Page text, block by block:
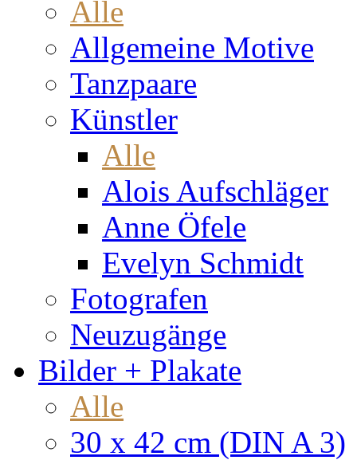
Alle
Allgemeine Motive
Tanzpaare
Künstler
Alle
Alois Aufschläger
Anne Öfele
Evelyn Schmidt
Fotografen
Neuzugänge
Bilder + Plakate
Alle
30 x 42 cm (DIN A 3)